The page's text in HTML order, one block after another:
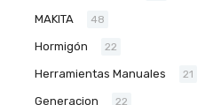
MAKITA 48
Hormigón 22
Herramientas Manuales 21
Generacion 22